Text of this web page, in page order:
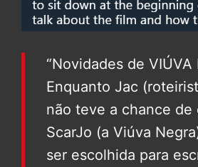
“Novidades de VIÚVA
Enquanto Jac
não teve a chance de
ScarJo (a Viúva
ser escolhida para